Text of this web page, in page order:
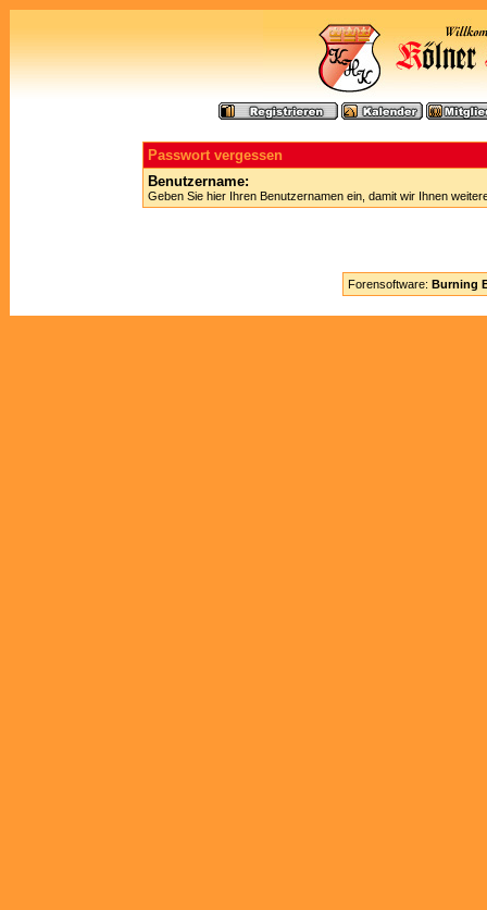
Passwort vergessen
Benutzername:
Geben Sie hier Ihren Benutzernamen ein, damit wir Ihnen
Forensoftware: Burning